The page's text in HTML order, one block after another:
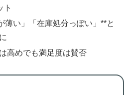
ト
薄い」「在庫処分っぽい」**と
高めでも満足度は賛否